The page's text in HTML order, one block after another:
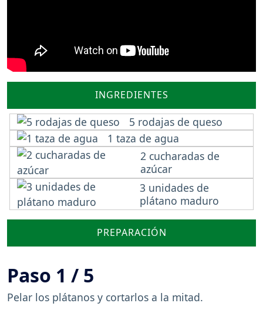
INGREDIENTES
5 rodajas de queso
1 taza de agua
2 cucharadas de
azúcar
3 unidades de
plátano maduro
PREPARACIÓN
Paso 1 / 5
Pelar los plátanos y cortarlos a la mitad.